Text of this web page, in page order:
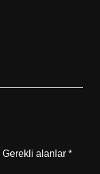
Gerekli alanlar *